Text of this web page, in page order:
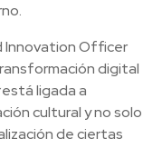
Innovation Officer
digital
está ligada a
cultural y no solo
de ciertas